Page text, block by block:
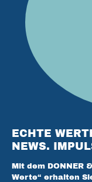
ECHTE
NEWS.
Mit dem DONNER
Werte“ erhalten